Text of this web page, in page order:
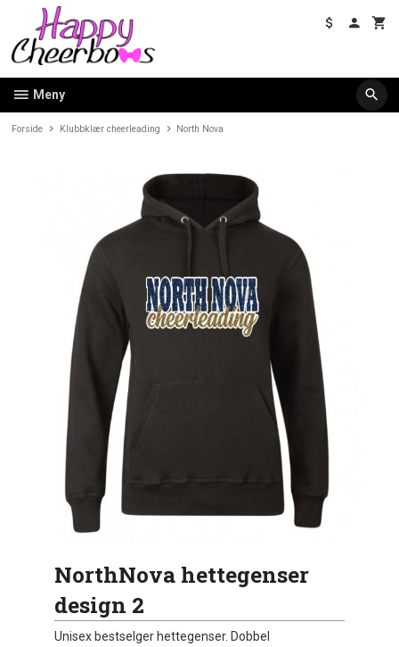
innholdet
Meny
Forside Klubbklær cheerleading North Nova
NorthNova hettegenser
design 2
Unisex bestselger hettegenser. Dobbel